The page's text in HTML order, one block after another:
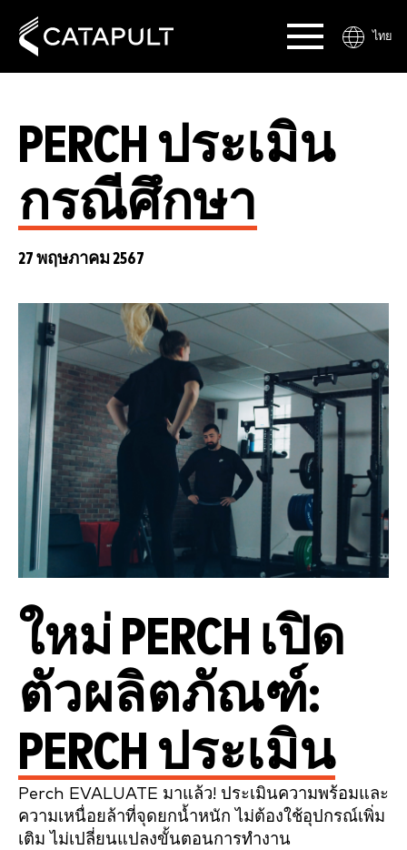
ไทย
PERCH ประเมิน
กรณีศึกษา
27 พฤษภาคม 2567
ใหม่ PERCH เปิด
ตัวผลิตภัณฑ์:
PERCH ประเมิน
Perch EVALUATE มาแล้ว! ประเมินความพร้อมและ
ความเหนื่อยล้าที่จุดยกน้ำหนัก ไม่ต้องใช้อุปกรณ์เพิ่ม
เติม ไม่เปลี่ยนแปลงขั้นตอนการทำงาน